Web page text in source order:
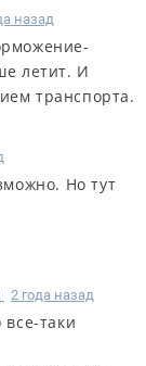
назад
летит. И
транспорта.
Но тут
2 года назад
все-таки